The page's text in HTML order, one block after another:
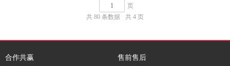
页
共 80 条数据
共 4 页
合作共赢 售前售后